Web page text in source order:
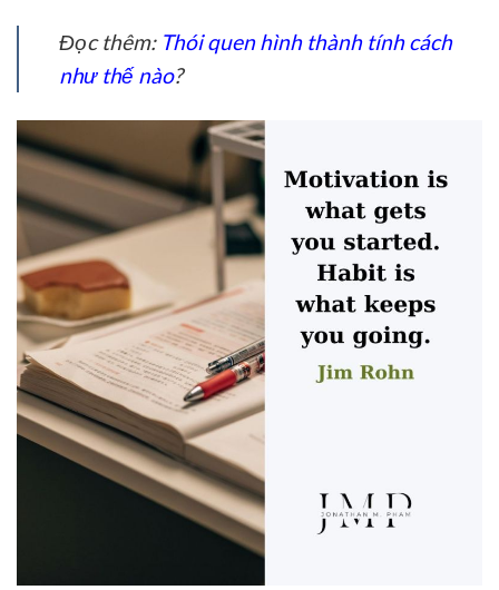
Đọc thêm: Thói quen hình thành tính cách
như thế nào?